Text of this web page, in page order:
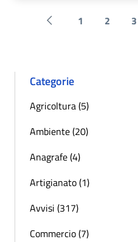
Pagina precedente
1 2 3
Categorie
Agricoltura (5)
Ambiente (20)
Anagrafe (4)
Artigianato (1)
Avvisi (317)
Commercio (7)